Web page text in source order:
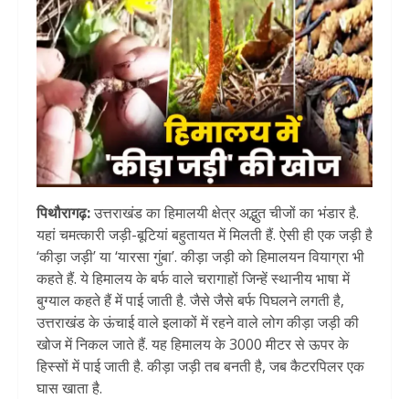
पिथौरागढ़:उत्तराखंड का हिमालयी क्षेत्र अद्भुत चीजों का भंडार है.
यहां चमत्कारी जड़ी-बूटियां बहुतायत में मिलती हैं. ऐसी ही एक जड़ी है
‘कीड़ा जड़ी’ या ‘यारसा गुंबा’. कीड़ा जड़ी को हिमालयन वियाग्रा भी
कहते हैं. ये हिमालय के बर्फ वाले चरागाहों जिन्हें स्थानीय भाषा में
बुग्याल कहते हैं में पाई जाती है. जैसे जैसे बर्फ पिघलने लगती है,
उत्तराखंड के ऊंचाई वाले इलाकों में रहने वाले लोग कीड़ा जड़ी की
खोज में निकल जाते हैं. यह हिमालय के 3000 मीटर से ऊपर के
हिस्सों में पाई जाती है. कीड़ा जड़ी तब बनती है, जब कैटरपिलर एक
घास खाता है.